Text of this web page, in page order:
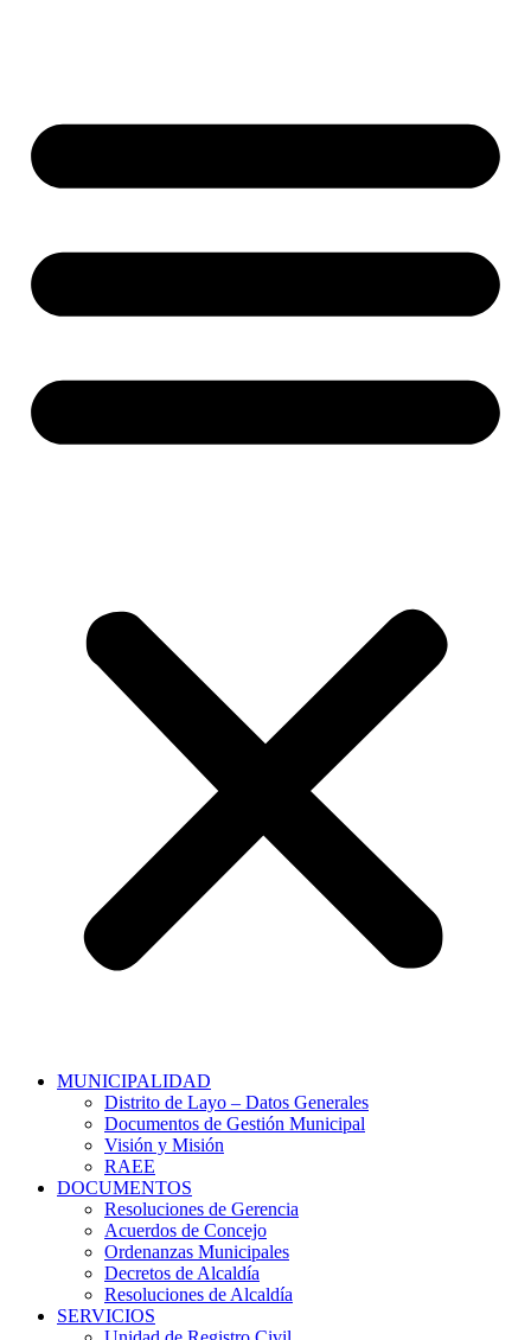
MUNICIPALIDAD
Distrito de Layo – Datos Generales
Documentos de Gestión Municipal
Visión y Misión
RAEE
DOCUMENTOS
Resoluciones de Gerencia
Acuerdos de Concejo
Ordenanzas Municipales
Decretos de Alcaldía
Resoluciones de Alcaldía
SERVICIOS